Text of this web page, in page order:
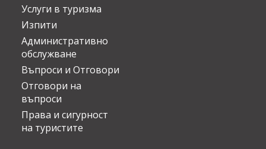
Услуги в туризма
Изпити
Административно
обслужване
Въпроси и Отговори
Отговори на
въпроси
Права и сигурност
на туристите